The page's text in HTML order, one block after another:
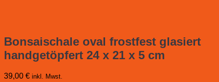
Bonsaischale oval frostfest glasiert
handgetöpfert 24 x 21 x 5 cm
39,00 € inkl. Mwst.